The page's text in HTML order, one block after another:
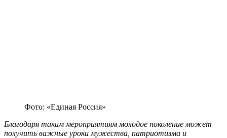
Фото: «Единая Россия»
Благодаря таким мероприятиям молодое поколение может
получить важные уроки мужества, патриотизма и